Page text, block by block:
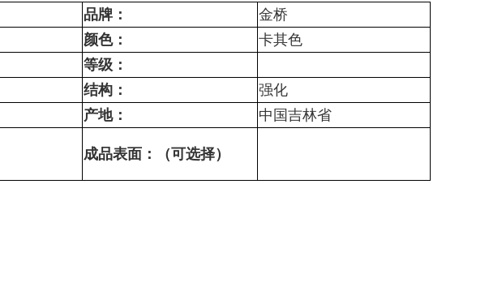
品牌：
金桥
颜色：
卡其色
等级：
结构：
强化
产地： 中国吉林省
成品表面：（可选择）